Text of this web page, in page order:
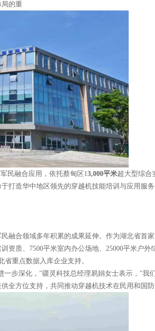
的重
民融合应用，依托蔡甸区13,000平米超大型综合
打造华中地区领先的穿越机技能培训与应用服
融合领域多年积累的成果延伸。作为湖北省首
资质、7500平米室内办公场地、25000平米户外
省重点数据入库企业支持。
步深化，"疆灵科技总经理易娟女士表示，"我
全方位支持，共同推动穿越机技术在民用和国